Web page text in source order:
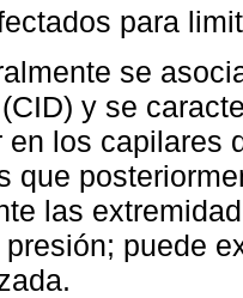
para
se
y se
en los capilares
que
las
puede